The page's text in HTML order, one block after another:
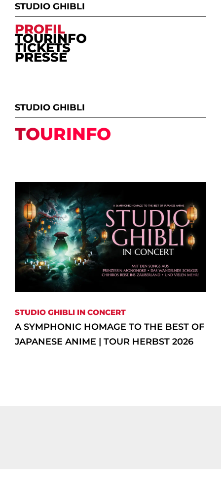
STUDIO GHIBLI
PROFIL
TOURINFO
TICKETS
PRESSE
STUDIO GHIBLI
TOURINFO
STUDIO GHIBLI IN CONCERT
A SYMPHONIC HOMAGE TO THE BEST OF
JAPANESE ANIME | TOUR HERBST 2026